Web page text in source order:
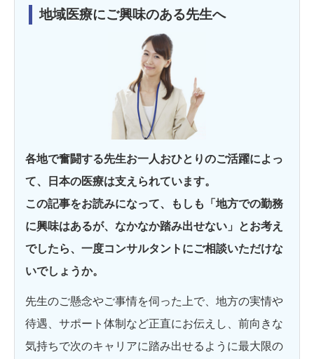
地域医療にご興味のある先生へ
各地で奮闘する先生お一人おひとりのご活躍によっ
て、日本の医療は支えられています。
この記事をお読みになって、もしも「地方での勤務
に興味はあるが、なかなか踏み出せない」とお考え
でしたら、一度コンサルタントにご相談いただけな
いでしょうか。
先生のご懸念やご事情を伺った上で、地方の実情や
待遇、サポート体制など正直にお伝えし、前向きな
気持ちで次のキャリアに踏み出せるように最大限の